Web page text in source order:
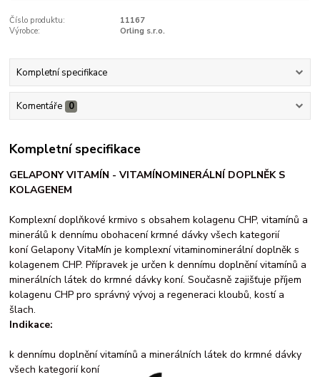
Číslo produktu:
11167
Výrobce:
Orling s.r.o.
Kompletní specifikace
Komentáře 0
Kompletní specifikace
GELAPONY VITAMÍN - VITAMÍNOMINERÁLNÍ DOPLNĚK S
KOLAGENEM
Komplexní doplňkové krmivo s obsahem kolagenu CHP, vitamínů a
minerálů k dennímu obohacení krmné dávky všech kategorií
koní Gelapony VitaMín je komplexní vitaminominerální doplněk s
kolagenem CHP. Přípravek je určen k dennímu doplnění vitamínů a
minerálních látek do krmné dávky koní. Současně zajišťuje příjem
kolagenu CHP pro správný vývoj a regeneraci kloubů, kostí a
šlach.
Indikace:
k dennímu doplnění vitamínů a minerálních látek do krmné dávky
všech kategorií koní